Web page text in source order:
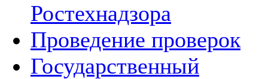
Ростехнадзора
Проведение проверок
Государственный